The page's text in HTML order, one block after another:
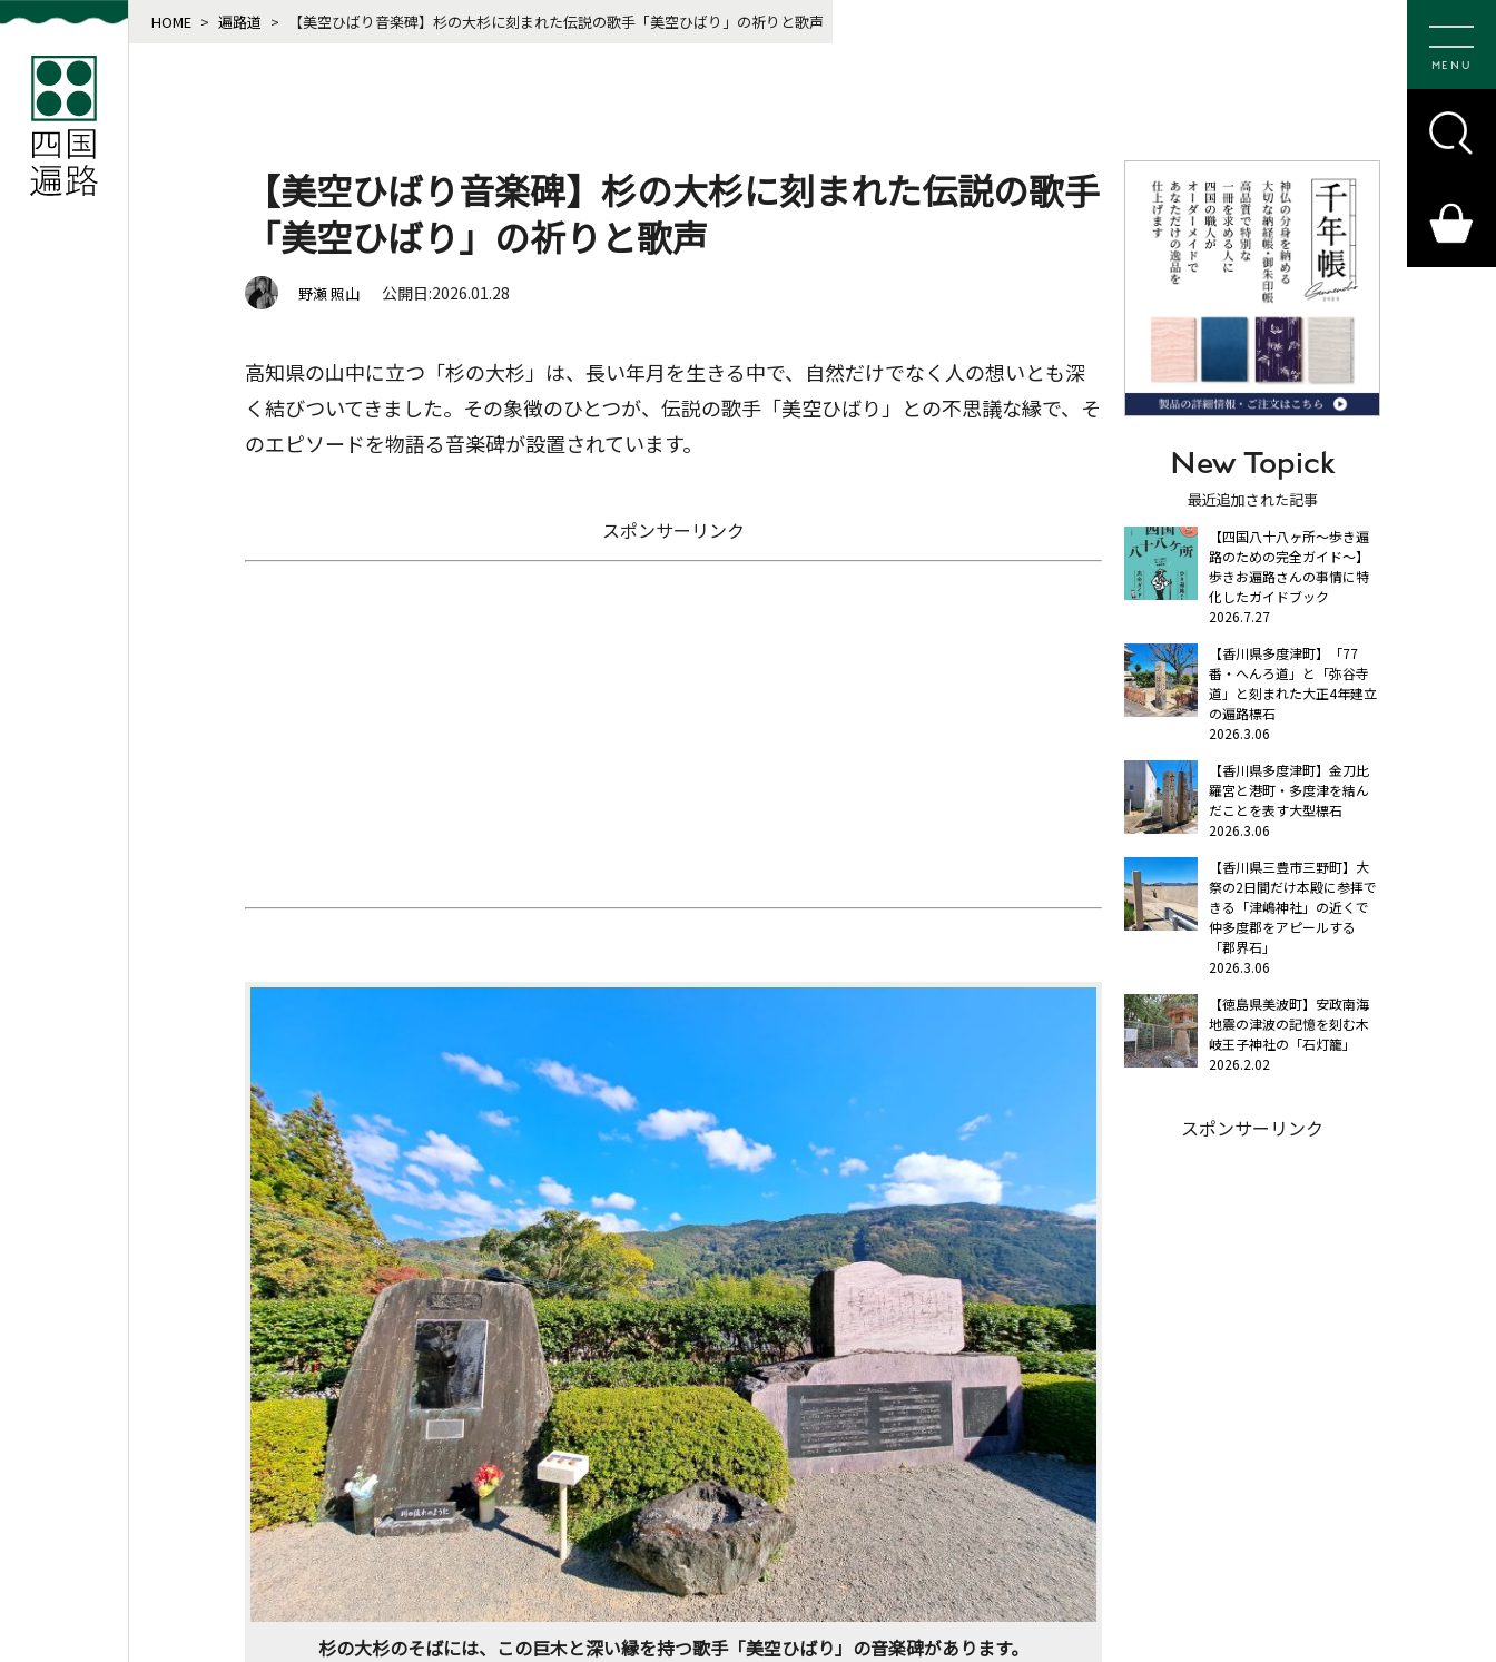
MENU
HOME > 遍路道 > 【美空ひばり音楽碑】杉の大杉に刻まれた伝説の歌手「美空ひばり」の祈りと歌声
【美空ひばり音楽碑】杉の大杉に刻まれた伝説の歌手
「美空ひばり」の祈りと歌声
野瀬 照山 公開日:2026.01.28
高知県の山中に立つ「杉の大杉」は、長い年月を生きる中で、自然だけでなく人の想いとも深
く結びついてきました。その象徴のひとつが、伝説の歌手「美空ひばり」との不思議な縁で、そ
のエピソードを物語る音楽碑が設置されています。
スポンサーリンク
杉の大杉のそばには、この巨木と深い縁を持つ歌手「美空ひばり」の音楽碑があります。
New Topick
最近追加された記事
【四国八十八ヶ所～歩き遍
路のための完全ガイド～】
歩きお遍路さんの事情に特
化したガイドブック
2026.7.27
【香川県多度津町】「77
番・へんろ道」と「弥谷寺
道」と刻まれた大正4年建立
の遍路標石
2026.3.06
【香川県多度津町】金刀比
羅宮と港町・多度津を結ん
だことを表す大型標石
2026.3.06
【香川県三豊市三野町】大
祭の2日間だけ本殿に参拝で
きる「津嶋神社」の近くで
仲多度郡をアピールする
「郡界石」
2026.3.06
【徳島県美波町】安政南海
地震の津波の記憶を刻む木
岐王子神社の「石灯籠」
2026.2.02
スポンサーリンク